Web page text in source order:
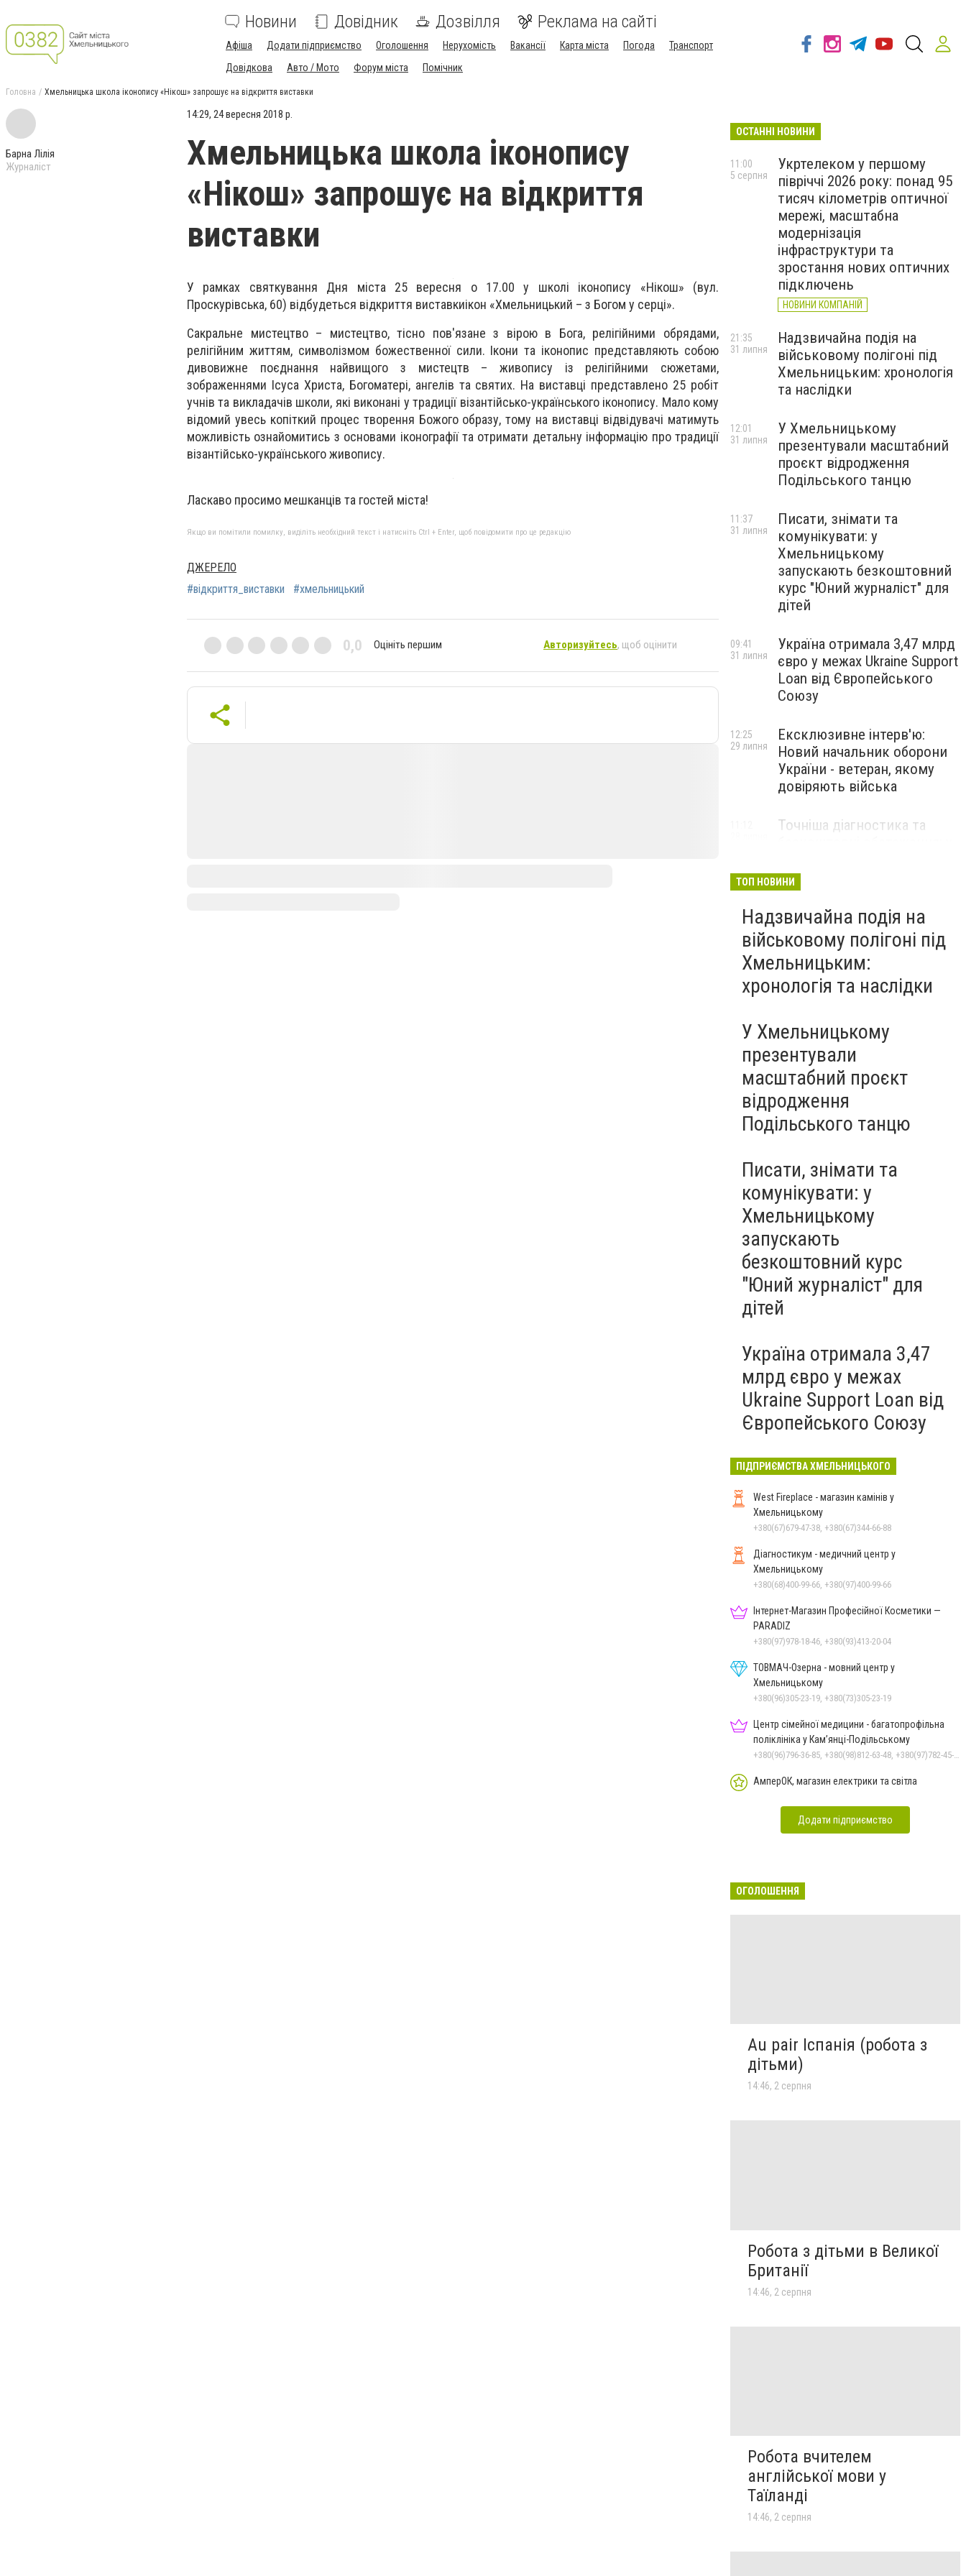
Новини Довідник Дозвілля Реклама на сайті
Афіша Додати підприємство Оголошення Нерухомість Вакансії Карта міста Погода
Транспорт
Довідкова
Авто / Мото Форум міста Помічник
Головна Хмельницька школа іконопису «Нікош» запрошує на відкриття виставки
Барна Лілія
Журналіст
14:29, 24 вересня 2018 р.
Хмельницька школа іконопису
«Нікош» запрошує на відкриття
виставки
У рамках святкування Дня міста 25 вересня о 17.00 у школі іконопису «Нікош» (вул.
Проскурівська, 60) відбудеться відкриття виставкиікон «Хмельницький – з Богом у серці».
Сакральне мистецтво – мистецтво, тісно пов'язане з вірою в Бога, релігійними обрядами,
релігійним життям, символізмом божественної сили. Ікони та іконопис представляють собою
дивовижне поєднання найвищого з мистецтв – живопису із релігійними сюжетами,
зображеннями Ісуса Христа, Богоматері, ангелів та святих. На виставці представлено 25 робіт
учнів та викладачів школи, які виконані у традиції візантійсько-українського іконопису. Мало кому
відомий увесь копіткий процес творення Божого образу, тому на виставці відвідувачі матимуть
можливість ознайомитись з основами іконографії та отримати детальну інформацію про традиції
візантійсько-українського живопису.
Ласкаво просимо мешканців та гостей міста!
Якщо ви помітили помилку, виділіть необхідний текст і натисніть Ctrl + Enter, щоб повідомити про це редакцію
ДЖЕРЕЛО
#відкриття_виставки
#хмельницький
0,0 Оцініть першим Авторизуйтесь, щоб оцінити
ОСТАННІ НОВИНИ
Укртелеком у першому
півріччі 2026 року: понад 95
тисяч кілометрів оптичної
мережі, масштабна
модернізація
інфраструктури та
зростання нових оптичних
підключень
НОВИНИ КОМПАНІЙ
11:00
5 серпня
Надзвичайна подія на
військовому полігоні під
Хмельницьким: хронологія
та наслідки
21:35
31 липня
У Хмельницькому
презентували масштабний
проєкт відродження
Подільського танцю
12:01
31 липня
Писати, знімати та
комунікувати: у
Хмельницькому
запускають безкоштовний
курс "Юний журналіст" для
дітей
11:37
31 липня
Україна отримала 3,47 млрд
євро у межах Ukraine Support
Loan від Європейського
Союзу
09:41
31 липня
Ексклюзивне інтерв'ю:
Новий начальник оборони
України - ветеран, якому
довіряють війська
12:25
29 липня
Точніша діагностика та
протипухлинному центрі
запрацював новий
томограф
Паперовий флот замість
Чорноморського: як реальні
втрати Росії перетворилися
на дитячу аплікацію
23:42
27 липня
ТОП НОВИНИ
Надзвичайна подія на
військовому полігоні під
Хмельницьким:
хронологія та наслідки
У Хмельницькому
презентували
масштабний проєкт
відродження
Подільського танцю
Писати, знімати та
комунікувати: у
Хмельницькому
запускають
безкоштовний курс
"Юний журналіст" для
дітей
Україна отримала 3,47
млрд євро у межах
Ukraine Support Loan від
Європейського Союзу
ПІДПРИЄМСТВА ХМЕЛЬНИЦЬКОГО
West Fireplace - магазин камінів у
Хмельницькому
+380(67)679-47-38, +380(67)344-66-88
Діагностикум - медичний центр у
Хмельницькому
+380(68)400-99-66, +380(97)400-99-66
Інтернет-Магазин Професійної Косметики —
PARADIZ
+380(97)978-18-46, +380(93)413-20-04
ТОВМАЧ-Озерна - мовний центр у
Хмельницькому
+380(96)305-23-19, +380(73)305-23-19
Центр сімейної медицини - багатопрофільна
поліклініка у Кам’янці-Подільському
+380(96)796-36-85, +380(98)812-63-48, +380(97)782-45-70
АмперОК, магазин електрики та світла
Додати підприємство
ОГОЛОШЕННЯ
Au pair Іспанія (робота з
дітьми)
14:46, 2 серпня
Робота з дітьми в Великої
Британії
14:46, 2 серпня
Робота вчителем
англійської мови у
Таїланді
14:46, 2 серпня